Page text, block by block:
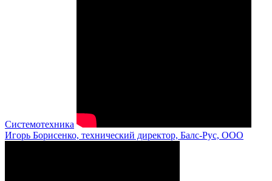
Системотехника
Игорь Борисенко, технический директор, Балс-Рус, ООО